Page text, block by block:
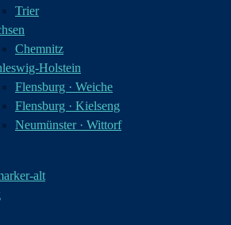
Trier
Chemnitz
Holstein
Flensburg · Weiche
Flensburg · Kielseng
Neumünster · Wittorf
alt